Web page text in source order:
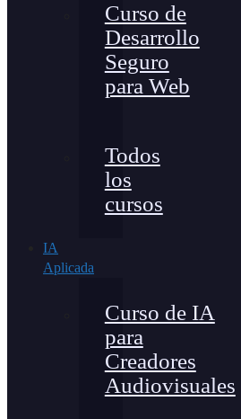
Curso de
Desarrollo
Seguro
para Web
Todos
los
cursos
IA
Aplicada
Curso de IA
para
Creadores
Audiovisuales